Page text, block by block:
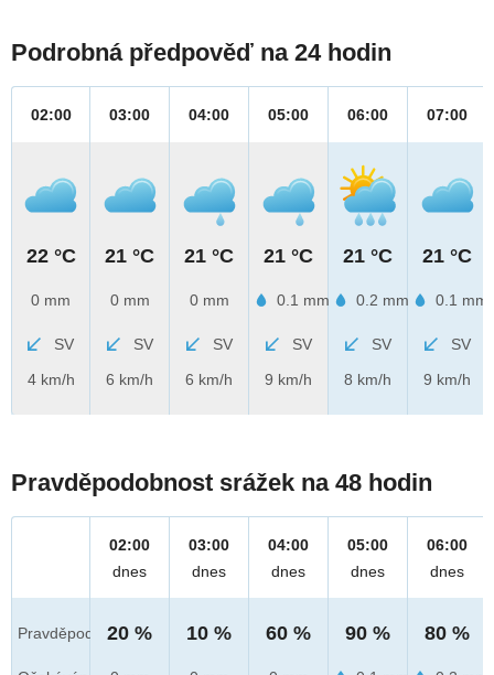
Podrobná předpověď na 24 hodin
02:00
22 °C
0 mm
SV
4 km/h
03:00
21 °C
0 mm
SV
6 km/h
04:00
21 °C
0 mm
SV
6 km/h
05:00
21 °C
0.1 mm
SV
9 km/h
06:00
21 °C
0.2 mm
SV
8 km/h
07:00
21 °C
0.1 mm
SV
9 km/h
Pravděpodobnost srážek na 48 hodin
Pravděpod.
02:00
dnes
20 %
03:00
dnes
10 %
04:00
dnes
60 %
05:00
dnes
90 %
06:00
dnes
80 %